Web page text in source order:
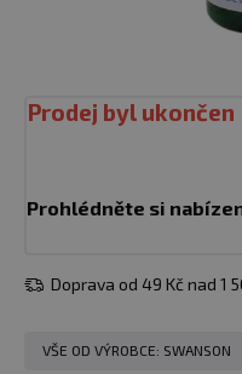
Prodej byl ukončen
Prohlédněte si
Doprava od 49 Kč nad 1
VŠE OD VÝROBCE: SWANSON